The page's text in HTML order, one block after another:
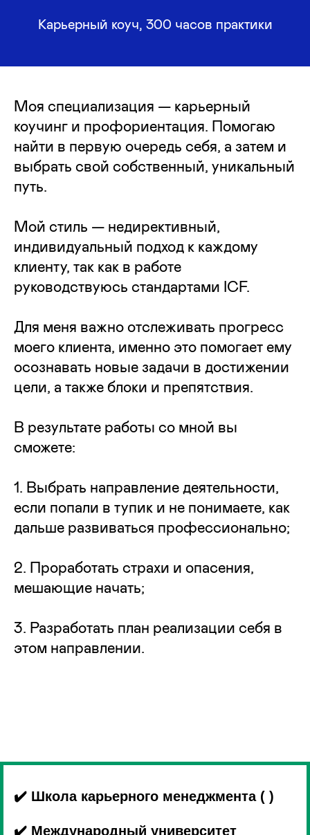
Карьерный коуч, 300 часов практики
Моя специализация — карьерный
коучинг и профориентация. Помогаю
найти в первую очередь себя, а затем и
выбрать свой собственный, уникальный
путь.
Мой стиль — недирективный,
индивидуальный подход к каждому
клиенту, так как в работе
руководствуюсь стандартами ICF.
Для меня важно отслеживать прогресс
моего клиента, именно это помогает ему
осознавать новые задачи в достижении
цели, а также блоки и препятствия.
В результате работы со мной вы
сможете:
1. Выбрать направление деятельности,
если попали в тупик и не понимаете, как
дальше развиваться профессионально;
2. Проработать страхи и опасения,
мешающие начать;
3. Разработать план реализации себя в
этом направлении.
✔️ Школа карьерного менеджмента ( )
✔️ Международный университет